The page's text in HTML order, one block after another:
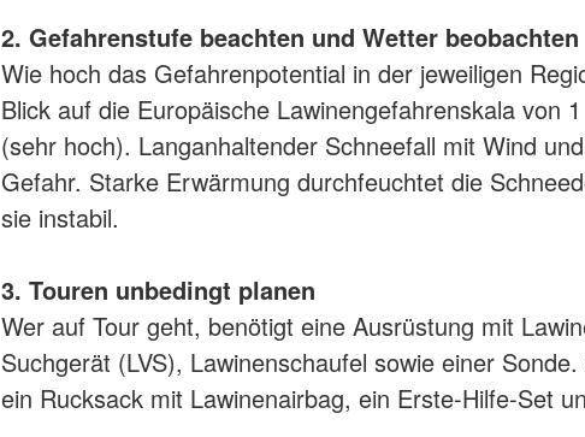
2. Gefahrenstufe beachten und Wetter beobachten
Wie hoch das Gefahrenpotential in der jeweiligen
Blick auf die Europäische Lawinengefahrenskala von
(sehr hoch). Langanhaltender Schneefall mit Wind
Gefahr. Starke Erwärmung durchfeuchtet die
sie instabil.
3. Touren unbedingt planen
Wer auf Tour geht, benötigt eine Ausrüstung mit
Suchgerät (LVS), Lawinenschaufel sowie einer
ein Rucksack mit Lawinenairbag, ein Erste-Hilfe-Set